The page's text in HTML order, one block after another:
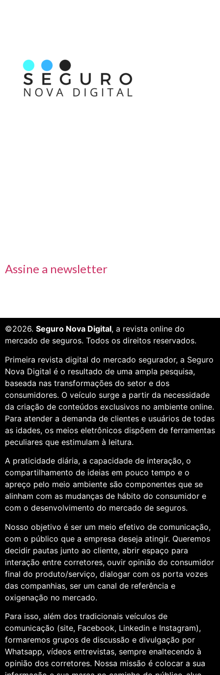
Assine a newsletter
©2026. Seguro Nova Digital, a revista online do
mercado de seguros. Todos os direitos reservados.
Primeira revista digital do mercado segurador, a Seguro
Nova Digital é o resultado de uma ampla pesquisa,
baseada nas transformações do setor e dos
consumidores. O veículo surge a partir da necessidade
da criação de conteúdos exclusivos no ambiente online.
Para atender a demanda de clientes e usuários de todas
as idades, os meios eletrônicos dispõem de ferramentas
peculiares que estimulam à leitura.
A praticidade diária, a capacidade de interação, o
compartilhamento de ideias em pouco tempo e o
apreço pelo meio ambiente são componentes que se
alinham com as mudanças de hábito do consumidor e
com o desenvolvimento do mercado de seguros.
Nosso objetivo é ser um meio efetivo de comunicação,
com o público que a empresa deseja atingir. Queremos
decidir pautas junto ao cliente, abrir espaço para
interação entre corretores, ouvir opinião do consumidor
final do produto/serviço, dialogar com os porta vozes
das companhias, ser um canal de referência e
oxigenação no mercado.
Para isso, além dos tradicionais veículos de
comunicação (site, Facebook, Linkedin e Instagram),
formaremos grupos de discussão e divulgação por
Whatsapp, vídeos entrevistas, sempre enaltecendo à
opinião dos corretores. Nossa missão é colocar a sua